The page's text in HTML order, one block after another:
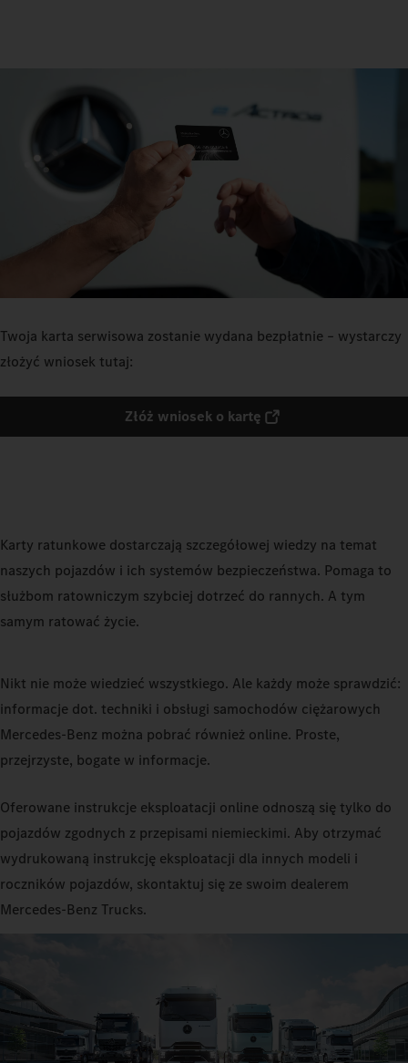
Twoja karta serwisowa zostanie wydana bezpłatnie – wystarczy
złożyć wniosek tutaj:
Złóż wniosek o kartę
Karty ratunkowe dostarczają szczegółowej wiedzy na temat
naszych pojazdów i ich systemów bezpieczeństwa. Pomaga to
służbom ratowniczym szybciej dotrzeć do rannych. A tym
samym ratować życie.
Nikt nie może wiedzieć wszystkiego. Ale każdy może sprawdzić:
informacje dot. techniki i obsługi samochodów ciężarowych
Mercedes‑Benz można pobrać również online. Proste,
przejrzyste, bogate w informacje.
Oferowane instrukcje eksploatacji online odnoszą się tylko do
pojazdów zgodnych z przepisami niemieckimi. Aby otrzymać
wydrukowaną instrukcję eksploatacji dla innych modeli i
roczników pojazdów, skontaktuj się ze swoim dealerem
Mercedes‑Benz Trucks.